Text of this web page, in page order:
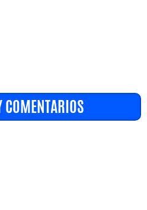
COMENTARIOS